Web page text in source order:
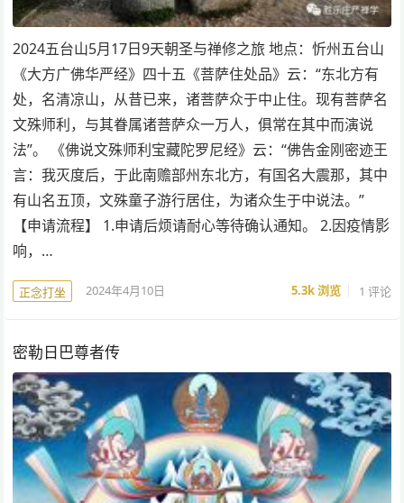
2024五台山5月17日9天朝圣与禅修之旅 地点：忻州五台山
《大方广佛华严经》四十五《菩萨住处品》云：“东北方有
处，名清凉山，从昔已来，诸菩萨众于中止住。现有菩萨名
文殊师利，与其眷属诸菩萨众一万人，俱常在其中而演说
法”。 《佛说文殊师利宝藏陀罗尼经》云：“佛告金刚密迹王
言：我灭度后，于此南赡部州东北方，有国名大震那，其中
有山名五顶，文殊童子游行居住，为诸众生于中说法。”
【申请流程】 1.申请后烦请耐心等待确认通知。 2.因疫情影
响，…
正念打坐 2024年4月10日 5.3k浏览 1 评论
密勒日巴尊者传